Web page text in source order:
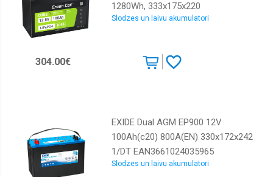
1280Wh, 333x175x220
Slodzes un laivu akumulatori
304.00€
EXIDE Dual AGM EP900 12V
100Ah(c20) 800A(EN) 330x172x242
1/DT EAN3661024035965
Slodzes un laivu akumulatori